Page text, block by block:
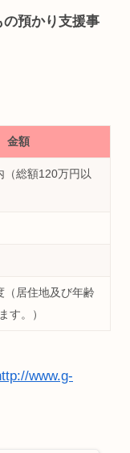
預かり支援事
金額
（総額120万円以
（居住地及び年齢
す。）
www.g-